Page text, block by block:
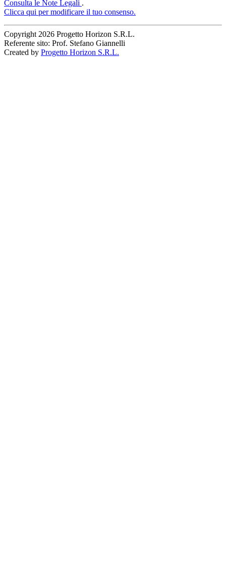
Consulta le Note Legali .
Clicca qui per modificare il tuo consenso.
Copyright 2026 Progetto Horizon S.R.L.
Referente sito: Prof. Stefano Giannelli
Created by Progetto Horizon S.R.L.